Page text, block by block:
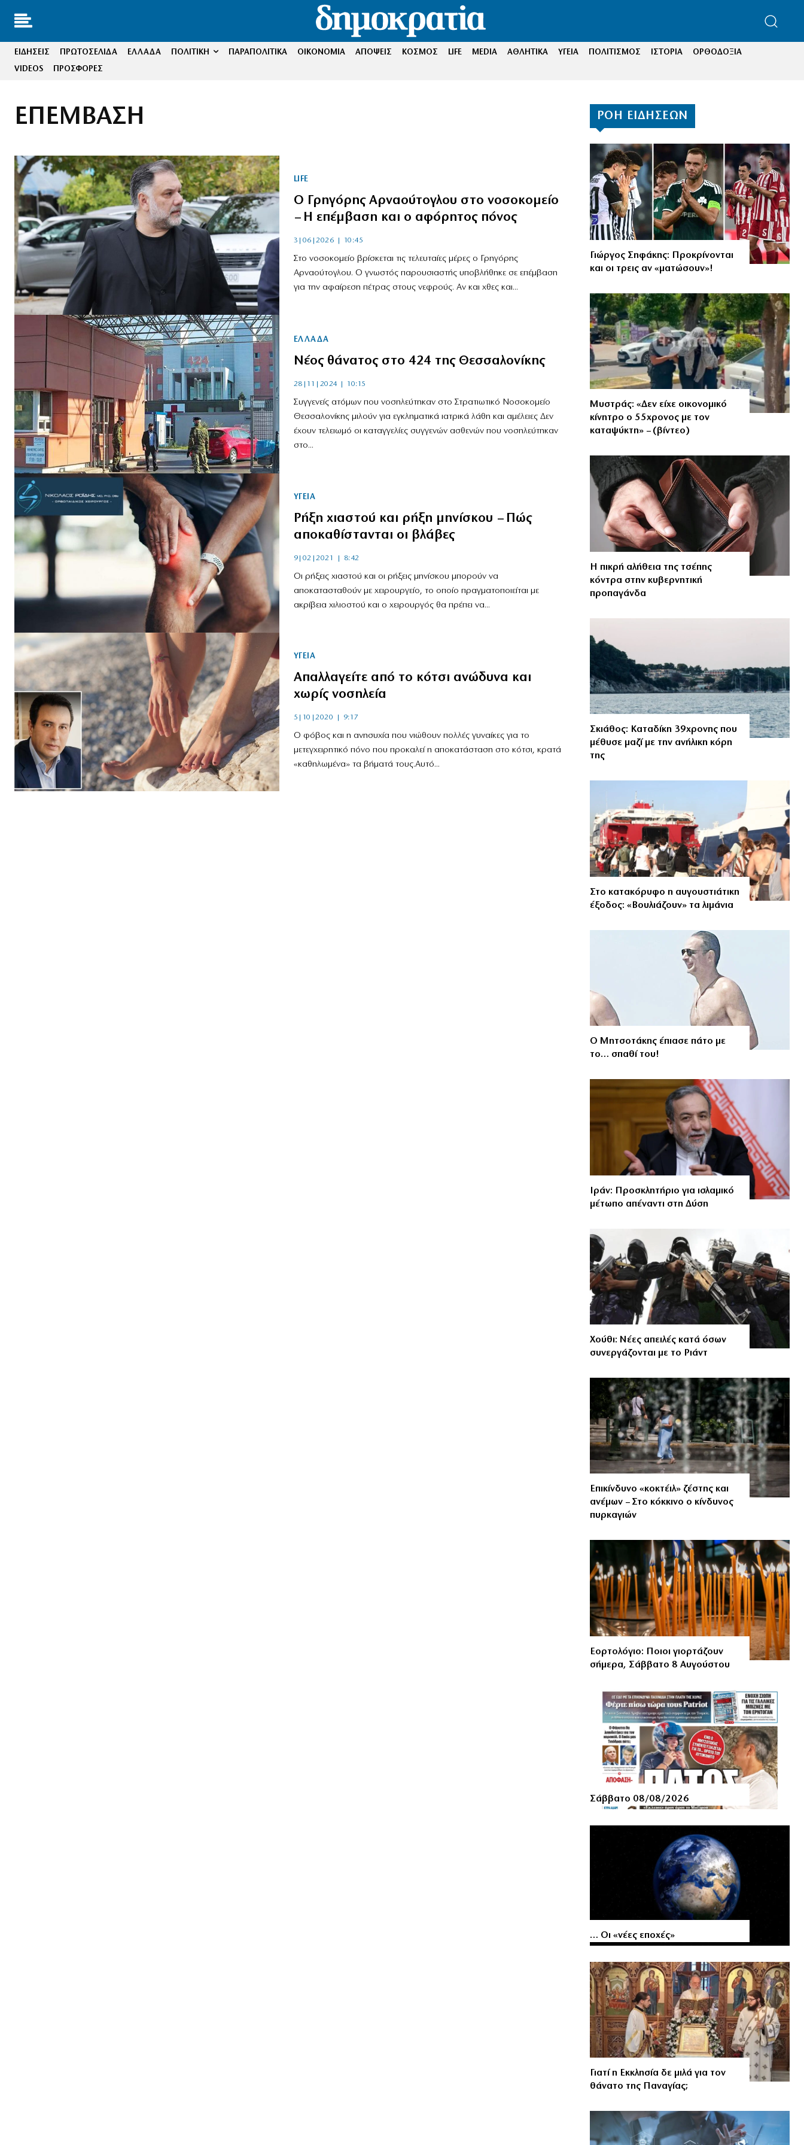
ΕΙΔΗΣΕΙΣ ΠΡΩΤΟΣΕΛΙΔΑ ΕΛΛΑΔΑ ΠΟΛΙΤΙΚΗ ΠΑΡΑΠΟΛΙΤΙΚΑ ΟΙΚΟΝΟΜΙΑ ΑΠΟΨΕΙΣ ΚΟΣΜΟΣ LIFE MEDIA ΑΘΛΗΤΙΚΑ ΥΓΕΙΑ ΠΟΛΙΤΙΣΜΟΣ ΙΣΤΟΡΙΑ
ΟΡΘΟΔΟΞΙΑ
VIDEOS
ΠΡΟΣΦΟΡΕΣ
ΕΠΕΜΒΑΣΗ
LIFE
Ο Γρηγόρης Αρναούτογλου στο νοσοκομείο
– Η επέμβαση και ο αφόρητος πόνος
3|06|2026 | 10:45
Στο νοσοκομείο βρίσκεται τις τελευταίες μέρες ο Γρηγόρης
Αρναούτογλου. Ο γνωστός παρουσιαστής υποβλήθηκε σε επέμβαση
για την αφαίρεση πέτρας στους νεφρούς. Αν και χθες και...
ΕΛΛΑΔΑ
Νέος θάνατος στο 424 της Θεσσαλονίκης
28|11|2024 | 10:15
Συγγενείς ατόμων που νοσηλεύτηκαν στο Στρατιωτικό Νοσοκομείο
Θεσσαλονίκης μιλούν για εγκληματικά ιατρικά λάθη και αμέλειες Δεν
έχουν τελειωμό οι καταγγελίες συγγενών ασθενών που νοσηλεύτηκαν
στο...
ΥΓΕΙΑ
Ρήξη χιαστού και ρήξη μηνίσκου – Πώς
αποκαθίστανται οι βλάβες
9|02|2021 | 8:42
Οι ρήξεις χιαστού και οι ρήξεις μηνίσκου μπορούν να
αποκατασταθούν με χειρουργείο, το οποίο πραγματοποιείται με
ακρίβεια χιλιοστού και ο χειρουργός θα πρέπει να...
ΥΓΕΙΑ
Απαλλαγείτε από το κότσι ανώδυνα και
χωρίς νοσηλεία
5|10|2020 | 9:17
Ο φόβος και η ανησυχία που νιώθουν πολλές γυναίκες για το
μετεγχειρητικό πόνο που προκαλεί η αποκατάσταση στο κότσι, κρατά
«καθηλωμένα» τα βήματά τους.Αυτό...
ΡΟΗ ΕΙΔΗΣΕΩΝ
Γιώργος Σηφάκης: Προκρίνονται
και οι τρεις αν «ματώσουν»!
Μυστράς: «Δεν είχε οικονομικό
κίνητρο ο 55χρονος με τον
καταψύκτη» – (βίντεο)
Η πικρή αλήθεια της τσέπης
κόντρα στην κυβερνητική
προπαγάνδα
Σκιάθος: Καταδίκη 39χρονης που
μέθυσε μαζί με την ανήλικη κόρη
της
Στο κατακόρυφο η αυγουστιάτικη
έξοδος: «Βουλιάζουν» τα λιμάνια
Ο Μητσοτάκης έπιασε πάτο με
το… σπαθί του!
Ιράν: Προσκλητήριο για ισλαμικό
μέτωπο απέναντι στη Δύση
Χούθι: Νέες απειλές κατά όσων
συνεργάζονται με το Ριάντ
Επικίνδυνο «κοκτέιλ» ζέστης και
ανέμων – Στο κόκκινο ο κίνδυνος
πυρκαγιών
Εορτολόγιο: Ποιοι γιορτάζουν
σήμερα, Σάββατο 8 Αυγούστου
Σάββατο 08/08/2026
… Οι «νέες εποχές»
Γιατί η Εκκλησία δε μιλά για τον
θάνατο της Παναγίας;